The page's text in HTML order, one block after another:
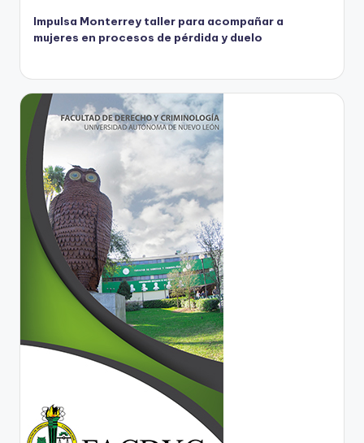
Impulsa Monterrey taller para acompañar a
mujeres en procesos de pérdida y duelo